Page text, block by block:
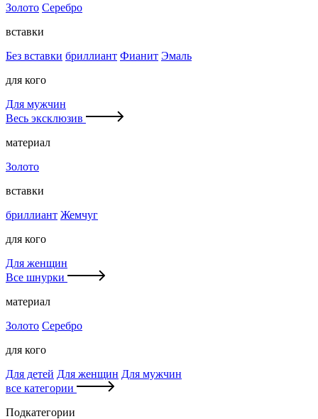
Золото Серебро
вставки
Без вставки бриллиант Фианит Эмаль
для кого
Для мужчин
Весь эксклюзив
материал
Золото
вставки
бриллиант Жемчуг
для кого
Для женщин
Все шнурки
материал
Золото Серебро
для кого
Для детей Для женщин Для мужчин
все категории
Подкатегории